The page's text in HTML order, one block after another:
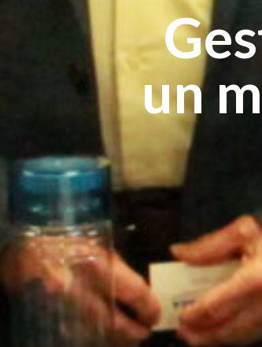
un